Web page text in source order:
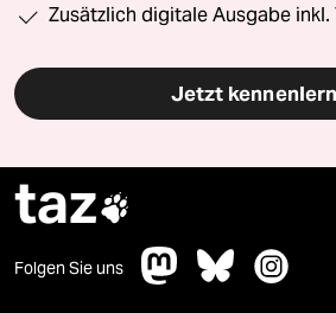
Zusätzlich digitale Ausgabe
Jetzt
taz
Folgen Sie uns